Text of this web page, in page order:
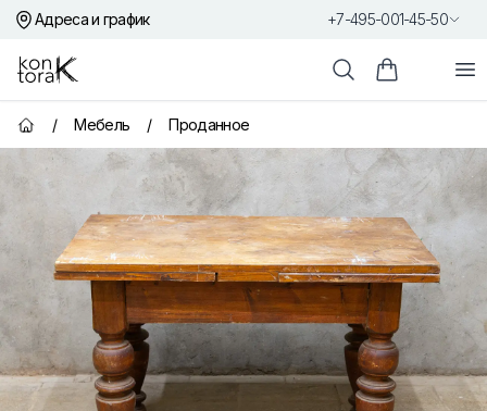
Адреса и график +7-495-001-45-50
Контора К
ПоискКорзина
Главная страница
/ Мебель / Проданное